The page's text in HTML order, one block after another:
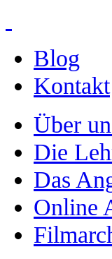
Blog
Kontakt
Über
Die
Das
Online